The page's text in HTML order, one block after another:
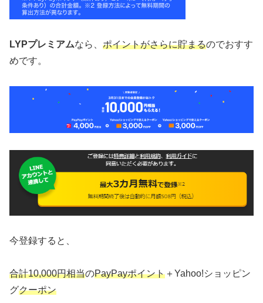
LYPプレミアムなら、 ポイントがさらに貯まるのでおすす
めです。
今登録すると、
合計10,000円相当のPayPayポイント ＋Yahoo!ショッピン
グクーポン